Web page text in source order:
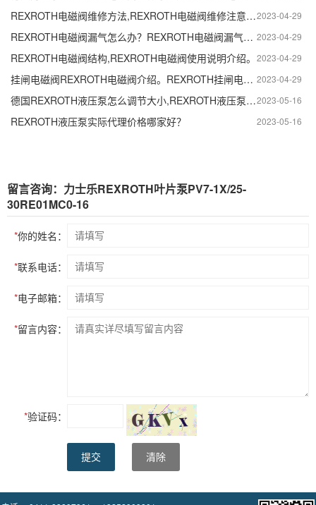
2023-04-29
REXROTH电磁阀维修方法,REXROTH电磁阀维修注意事项。
2023-04-29
REXROTH电磁阀漏气怎么办？REXROTH电磁阀漏气检测方法。
2023-04-29
REXROTH电磁阀结构,REXROTH电磁阀使用说明介绍。
2023-04-29
挂闸电磁阀REXROTH电磁阀介绍。REXROTH挂闸电磁阀特点及作用。
2023-05-16
德国REXROTH液压泵怎么调节大小,REXROTH液压泵压力调整方法。
2023-05-16
REXROTH液压泵实际代理价格哪家好？
留言咨询：力士乐REXROTH叶片泵PV7-1X/25-
30RE01MC0-16
*你的姓名：
*联系电话：
*电子邮箱：
*留言内容：
*验证码：
提交 清除